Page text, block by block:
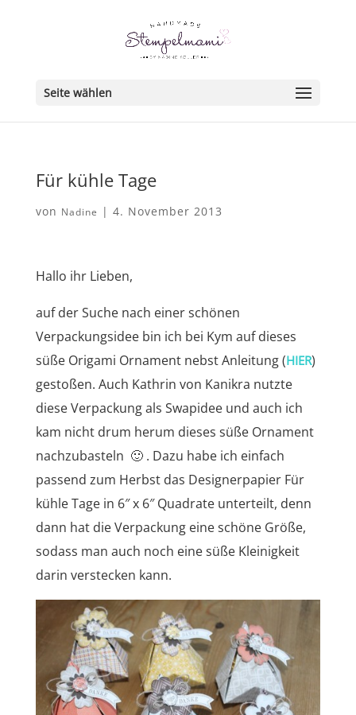
Seite wählen
Für kühle Tage
von Nadine | 4. November 2013
Hallo ihr Lieben,
auf der Suche nach einer schönen
Verpackungsidee bin ich bei Kym auf dieses
süße Origami Ornament nebst Anleitung (HIER)
gestoßen. Auch Kathrin von Kanikra nutzte
diese Verpackung als Swapidee und auch ich
kam nicht drum herum dieses süße Ornament
nachzubasteln 🙂 . Dazu habe ich einfach
passend zum Herbst das Designerpapier Für
kühle Tage in 6″ x 6″ Quadrate unterteilt, denn
dann hat die Verpackung eine schöne Größe,
sodass man auch noch eine süße Kleinigkeit
darin verstecken kann.